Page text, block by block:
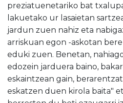
preziatuenetariko bat
lakuetako ur lasaietan
jardun zuen nahiz eta
arriskuan egon -askotan
eduki zuen. Benetan,
edozein jarduera baino,
eskaintzean gain,
eskatzen duen kirola baita"